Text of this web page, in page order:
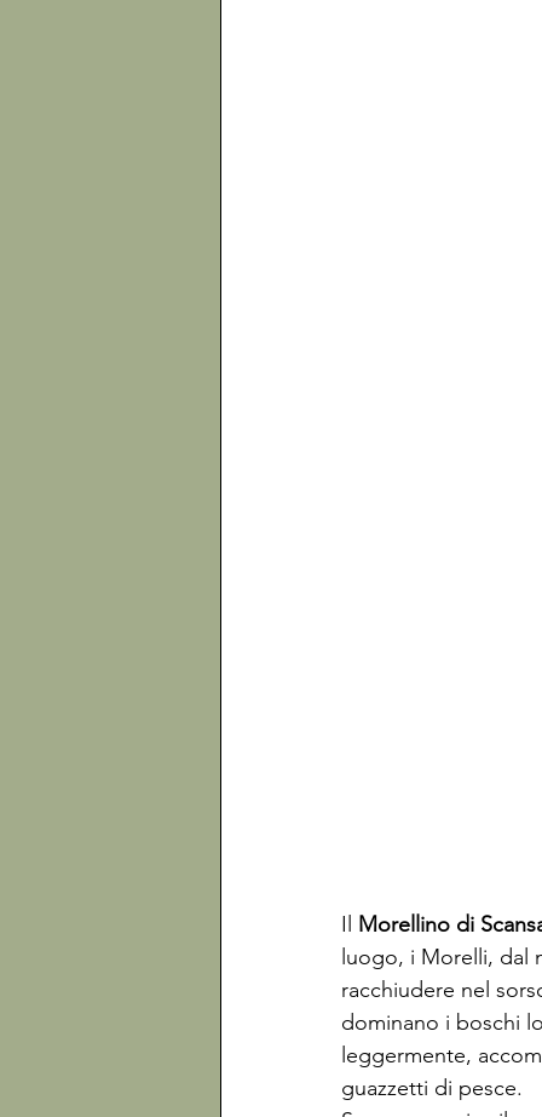
Il Morellino di
luogo, i Morelli, dal
racchiudere nel
dominano i boschi
leggermente,
guazzetti di pesce.